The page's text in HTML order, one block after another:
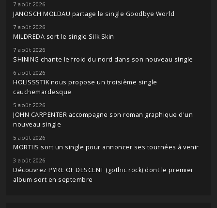
7 août 2026
JANOSCH MOLDAU partage le single Goodbye World
7 août 2026
MILDREDA sort le single Silk Skin
7 août 2026
SHINING chante le froid du nord dans son nouveau single
6 août 2026
HOLISSSTIK nous propose un troisième single
cauchemardesque
5 août 2026
JOHN CARPENTER accompagne son roman graphique d'un
nouveau single
5 août 2026
MORTIIS sort un single pour annoncer ses tournées à venir
3 août 2026
Découvrez PYRE OF DESCENT (gothic rock) dont le premier
album sort en septembre